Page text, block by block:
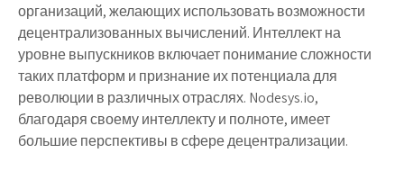
организаций, желающих использовать возможности
децентрализованных вычислений. Интеллект на
уровне выпускников включает понимание сложности
таких платформ и признание их потенциала для
революции в различных отраслях. Nodesys.io,
благодаря своему интеллекту и полноте, имеет
большие перспективы в сфере децентрализации.